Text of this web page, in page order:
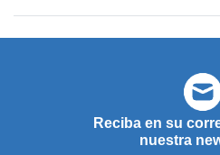
Reciba en su
nuestra